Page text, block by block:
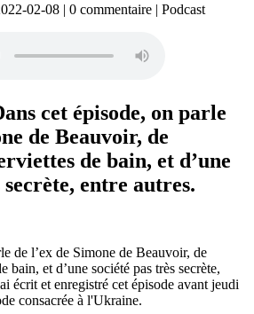
02-08 | 0 commentaire | Podcast
cet épisode, on parle
de Beauvoir, de
de bain, et d’une
secrète, entre autres.
de l’ex de Simone de Beauvoir, de
bain, et d’une société pas très secrète,
écrit et enregistré cet épisode avant jeudi
consacrée à l'Ukraine.